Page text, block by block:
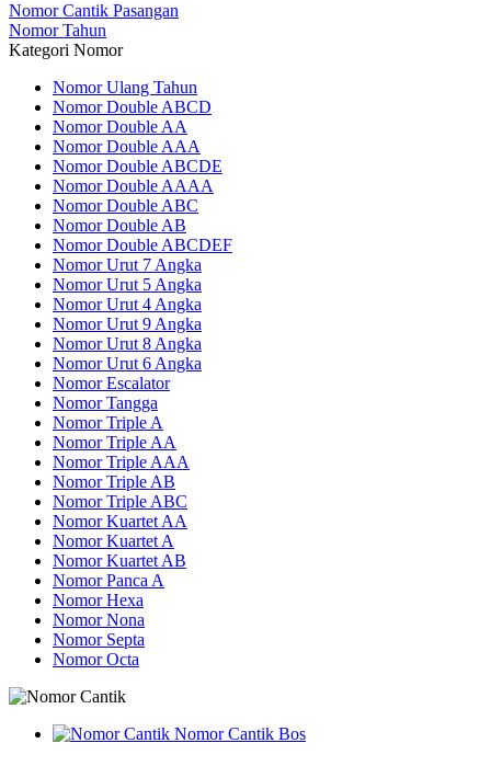
Nomor Cantik Pasangan
Nomor Tahun
Kategori Nomor
Nomor Ulang Tahun
Nomor Double ABCD
Nomor Double AA
Nomor Double AAA
Nomor Double ABCDE
Nomor Double AAAA
Nomor Double ABC
Nomor Double AB
Nomor Double ABCDEF
Nomor Urut 7 Angka
Nomor Urut 5 Angka
Nomor Urut 4 Angka
Nomor Urut 9 Angka
Nomor Urut 8 Angka
Nomor Urut 6 Angka
Nomor Escalator
Nomor Tangga
Nomor Triple A
Nomor Triple AA
Nomor Triple AAA
Nomor Triple AB
Nomor Triple ABC
Nomor Kuartet AA
Nomor Kuartet A
Nomor Kuartet AB
Nomor Panca A
Nomor Hexa
Nomor Nona
Nomor Septa
Nomor Octa